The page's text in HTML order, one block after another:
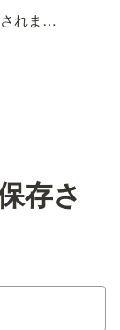
[FAQ] 歌ったキーは保存されますか？
存さ